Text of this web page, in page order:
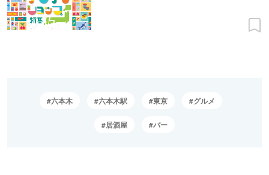
六本木 六本木駅 東京 グルメ
居酒屋 バー